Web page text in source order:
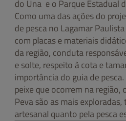
do Una e o Parque Estadual
Como uma das ações do
de pesca no Lagamar
com placas e materiais
da região, conduta
e solte, respeito à cota e
importância do guia de
peixe que ocorrem na região,
Peva são as mais
artesanal quanto pela pesca